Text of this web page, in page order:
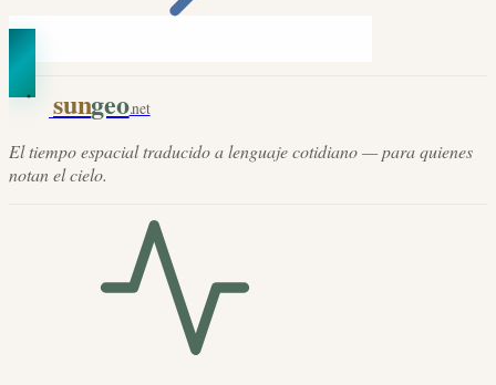
sungeo.net
El tiempo espacial traducido a lenguaje cotidiano — para quienes
notan el cielo.